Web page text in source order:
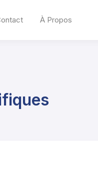
À Propos